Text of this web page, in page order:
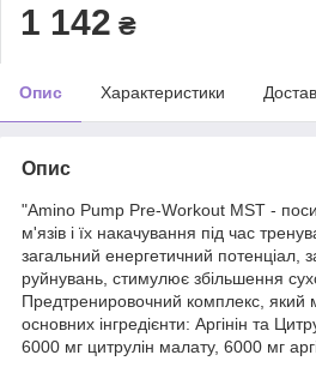
1 142 ₴
Опис Характеристики
Опис
"Amino Pump Pre-Workout MST -
м'язів і їх накачування під час
загальний енергетичний потенціал,
руйнувань, стимулює збільшення
Предтренировочний комплекс, який
основних інгредієнти: Аргінін та
6000 мг цитрулін малату, 6000 мг